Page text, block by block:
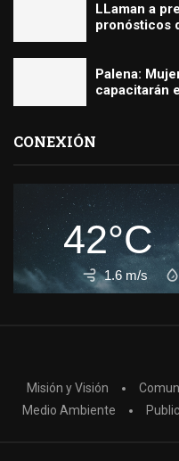
LLaman a
pronósticos
Palena:
capacitarán
CONEXIÓN
42°C
1.6 m/s
Misión y Visión
Medio Ambiente